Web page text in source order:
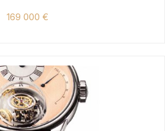
169 000 €